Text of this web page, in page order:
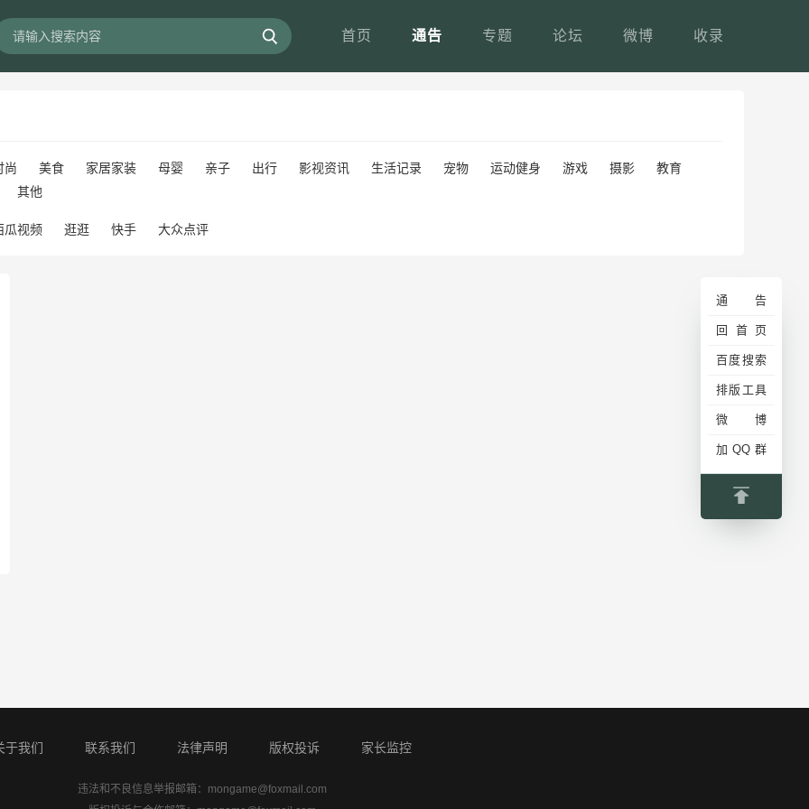
首页 通告 专题 论坛 微博 收录
通告
回首页
百度搜索
排版工具
微博
加QQ群
尚 美食 家居家装 母婴 亲子 出行 影视资讯 生活记录 宠物 运动健身 游戏 摄影
教育
其他
瓜视频 逛逛 快手 大众点评
于我们 联系我们 法律声明 版权投诉 家长监控
违法和不良信息举报邮箱： mongame@foxmail.com